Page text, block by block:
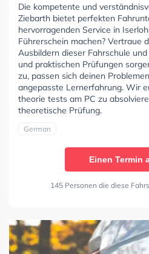
Die kompetente und
Ziebarth bietet perfekten
hervorragenden Service in
Führerschein machen? Vertraue
Ausbildern dieser Fahrschule
und praktischen Prüfungen
zu, passen sich deinen
angepasste Lernerfahrung. Wir
theorie tests am PC zu
theoretische Prüfung.
German
Einen Termin
145 Personen die diese